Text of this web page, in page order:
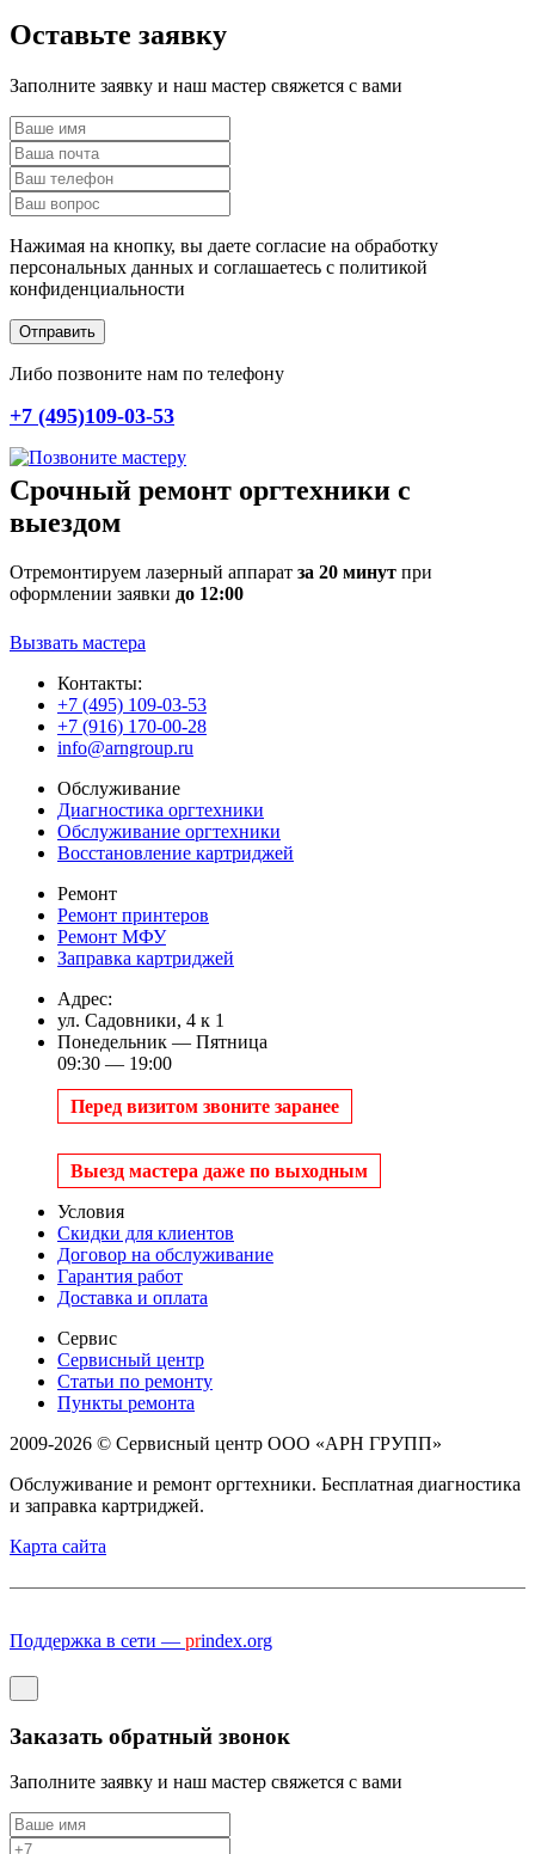
Оставьте заявку
Заполните заявку и наш мастер свяжется с вами
Нажимая на кнопку, вы даете согласие на обработку
персональных данных и соглашаетесь c политикой
конфиденциальности
Отправить
Либо позвоните нам по телефону
+7 (495)109-03-53
Срочный ремонт оргтехники с
выездом
Отремонтируем лазерный аппарат за 20 минут при
оформлении заявки до 12:00
Вызвать мастера
Контакты:
+7 (495) 109-03-53
+7 (916) 170-00-28
info@arngroup.ru
Обслуживание
Диагностика оргтехники
Обслуживание оргтехники
Восстановление картриджей
Ремонт
Ремонт принтеров
Ремонт МФУ
Заправка картриджей
Адрес:
ул. Садовники, 4 к 1
Понедельник — Пятница
09:30 — 19:00
Перед визитом звоните заранее
Выезд мастера даже по выходным
Условия
Скидки для клиентов
Договор на обслуживание
Гарантия работ
Доставка и оплата
Сервис
Сервисный центр
Статьи по ремонту
Пункты ремонта
2009-2026 © Сервисный центр ООО «АРН ГРУПП»
Обслуживание и ремонт оргтехники. Бесплатная диагностика
и заправка картриджей.
Карта сайта
Поддержка в сети — prindex.org
Заказать обратный звонок
Заполните заявку и наш мастер свяжется с вами